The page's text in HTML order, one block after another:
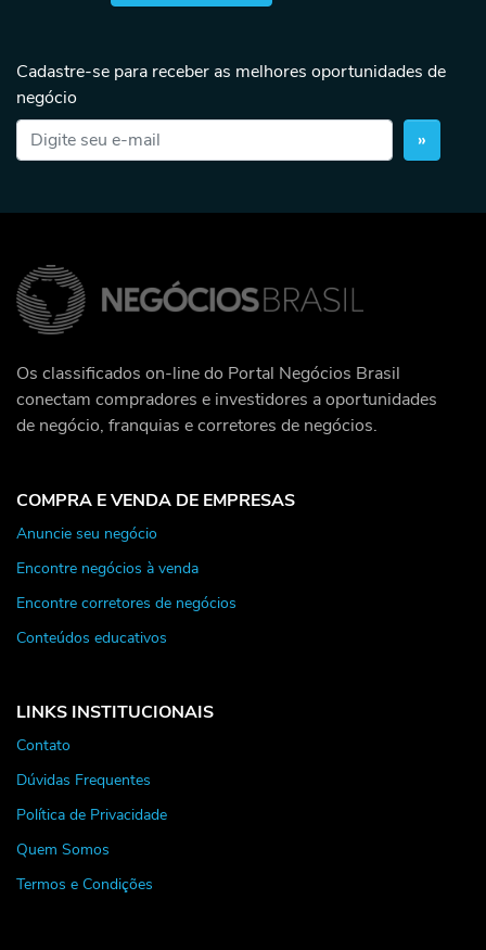
Cadastre-se para receber as melhores oportunidades de
negócio
»
Os classificados on-line do Portal Negócios Brasil
conectam compradores e investidores a oportunidades
de negócio, franquias e corretores de negócios.
COMPRA E VENDA DE EMPRESAS
Anuncie seu negócio
Encontre negócios à venda
Encontre corretores de negócios
Conteúdos educativos
LINKS INSTITUCIONAIS
Contato
Dúvidas Frequentes
Política de Privacidade
Quem Somos
Termos e Condições